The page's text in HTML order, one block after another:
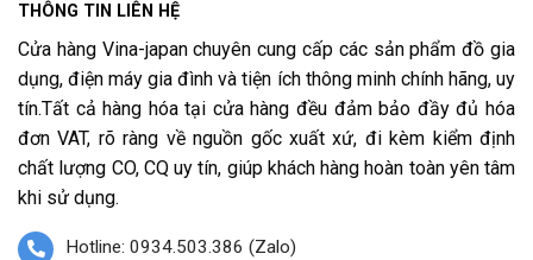
THÔNG TIN LIÊN HỆ
Cửa hàng Vina-japan chuyên cung cấp các sản phẩm đồ gia
dụng, điện máy gia đình và tiện ích thông minh chính hãng, uy
tín.Tất cả hàng hóa tại cửa hàng đều đảm bảo đầy đủ hóa
đơn VAT, rõ ràng về nguồn gốc xuất xứ, đi kèm kiểm định
chất lượng CO, CQ uy tín, giúp khách hàng hoàn toàn yên tâm
khi sử dụng.
Hotline: 0934.503.386 (Zalo)